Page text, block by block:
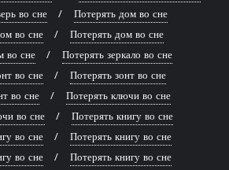
во сне
Потерять дом во сне
во сне
Потерять дом во сне
во сне
Потерять зеркало во сне
во сне
Потерять зонт во сне
во сне
Потерять ключи во сне
во сне
Потерять книгу во сне
во сне
Потерять книгу во сне
во сне
Потерять книгу во сне